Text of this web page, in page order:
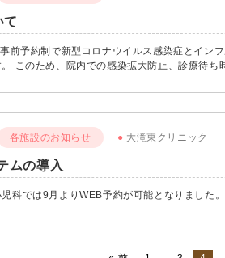
て
前予約制で新型コロナウイルス感染症とイン
このため、院内での感染拡大防止、診療待
診療時間をご確認のうえ、ご来院いただきま
各施設のお知らせ 大滝東クリニック
ムの導入
児科では9月よりWEB予約が可能となりまし